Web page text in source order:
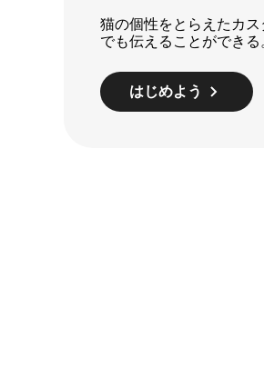
猫の個性をとらえたカ
でも伝えることができる
はじめよう